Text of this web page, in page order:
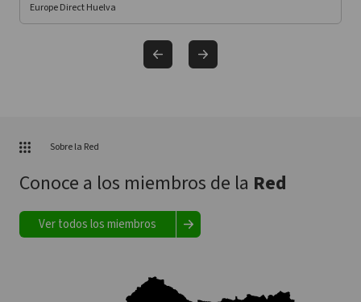
Europe Direct Huelva
Sobre la Red
Conoce a los miembros de la Red
Ver todos los miembros